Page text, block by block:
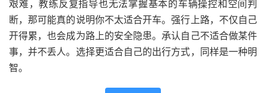
艰难，教练反复指导也无法掌握基本的车辆操控和空间判
断，那可能真的说明你不太适合开车。强行上路，不仅自己
开得累，也会成为路上的安全隐患。承认自己不适合做某件
事，并不丢人。选择更适合自己的出行方式，同样是一种明
智。